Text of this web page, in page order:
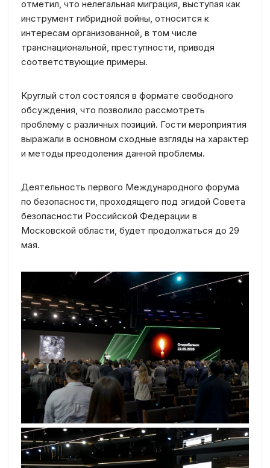
отметил, что нелегальная миграция, выступая как
инструмент гибридной войны, относится к
интересам организованной, в том числе
транснациональной, преступности, приводя
соответствующие примеры.
Круглый стол состоялся в формате свободного
обсуждения, что позволило рассмотреть
проблему с различных позиций. Гости мероприятия
выражали в основном сходные взгляды на характер
и методы преодоления данной проблемы.
Деятельность первого Международного форума
по безопасности, проходящего под эгидой Совета
безопасности Российской Федерации в
Московской области, будет продолжаться до 29
мая.